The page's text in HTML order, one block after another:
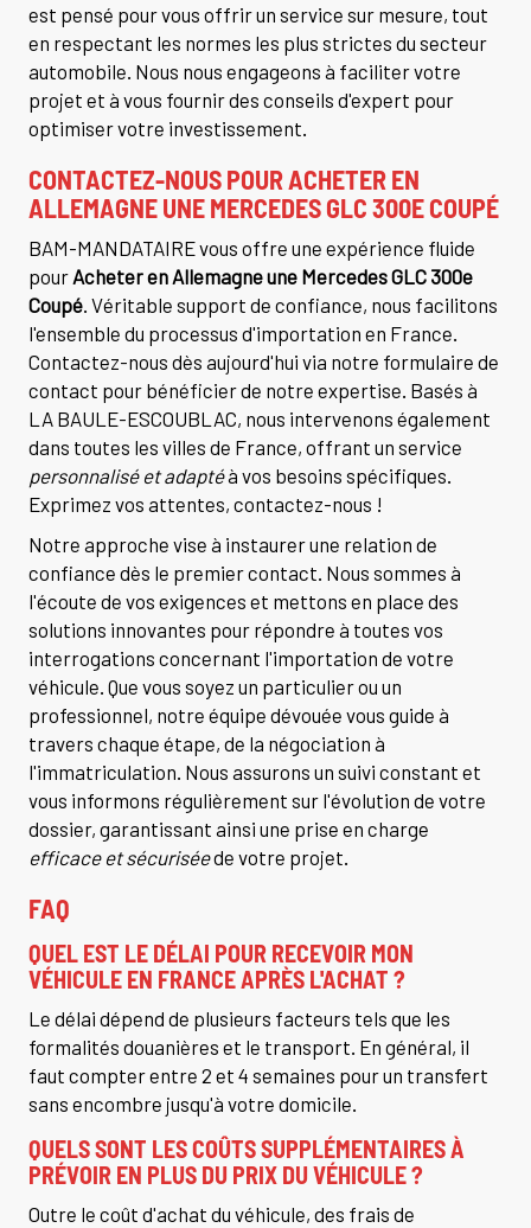
est pensé pour vous offrir un service sur mesure, tout
en respectant les normes les plus strictes du secteur
automobile. Nous nous engageons à faciliter votre
projet et à vous fournir des conseils d'expert pour
optimiser votre investissement.
CONTACTEZ-NOUS POURACHETER EN
ALLEMAGNE UNE MERCEDES GLC 300E COUPÉ
BAM-MANDATAIRE vous offre une expérience fluide
pourAcheter en Allemagne une Mercedes GLC 300e
Coupé. Véritable support de confiance, nous facilitons
l'ensemble du processus d'importation en France.
Contactez-nous dès aujourd'hui via notre formulaire de
contact pour bénéficier de notre expertise. Basés à
LA BAULE-ESCOUBLAC, nous intervenons également
dans toutes les villes de France, offrant un service
personnalisé et adaptéà vos besoins spécifiques.
Exprimez vos attentes, contactez-nous !
Notre approche vise à instaurer une relation de
confiance dès le premier contact. Nous sommes à
l'écoute de vos exigences et mettons en place des
solutions innovantes pour répondre à toutes vos
interrogations concernant l'importation de votre
véhicule. Que vous soyez un particulier ou un
professionnel, notre équipe dévouée vous guide à
travers chaque étape, de la négociation à
l'immatriculation. Nous assurons un suivi constant et
vous informons régulièrement sur l'évolution de votre
dossier, garantissant ainsi une prise en charge
efficace et sécuriséede votre projet.
FAQ
QUEL EST LE DÉLAI POUR RECEVOIR MON
VÉHICULE EN FRANCE APRÈS L'ACHAT ?
Le délai dépend de plusieurs facteurs tels que les
formalités douanières et le transport. En général, il
faut compter entre 2 et 4 semaines pour un transfert
sans encombre jusqu'à votre domicile.
QUELS SONT LES COÛTS SUPPLÉMENTAIRES À
PRÉVOIR EN PLUS DU PRIX DU VÉHICULE ?
Outre le coût d'achat du véhicule, des frais de